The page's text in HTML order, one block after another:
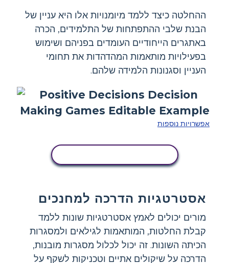
ההחלטה כיצד ללמד מיומנויות אלו היא עניין של
הבנת שלבי ההתפתחות של התלמידים, הכרה
באתגרים הייחודיים העומדים בפניהם ושימוש
בפעילויות מותאמות המהדהדות את תחומי
העניין וסגנונות הלמידה שלהם.
אפשרויות נוספות
אסטרטגיות הדרכה למחנכים
מורים יכולים לאמץ אסטרטגיות שונות ללמד
קבלת החלטות, המותאמות לגילאים ולמסגרות
הכיתה השונות. זה יכול לכלול מסגרות מובנות,
הדרכה על שיקולים אתיים וטכניקות לשקף על